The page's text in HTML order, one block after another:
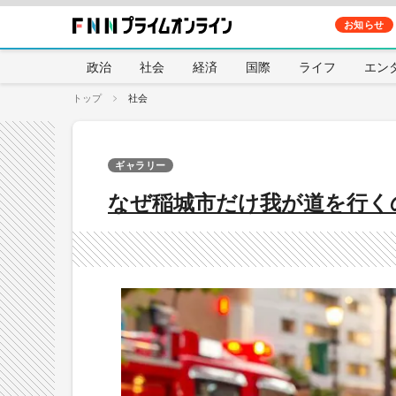
お知らせ
政治 社会 経済 国際 ライフ エン
トップ 社会
なぜ稲城市だけ我が道を行
ギャラリー